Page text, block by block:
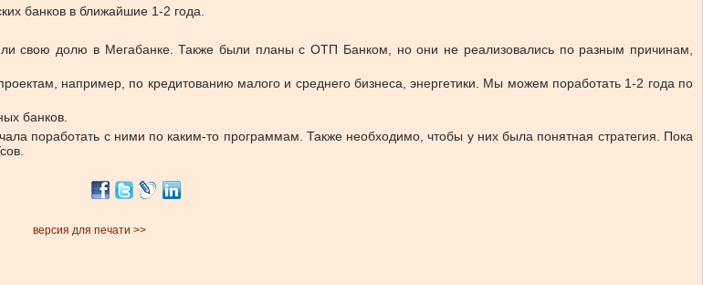
банков в ближайшие 1-2 года.
свою долю в Мегабанке. Также были планы с ОТП Банком, но они не реализовались по разным причинам,
например, по кредитованию малого и среднего бизнеса, энергетики. Мы можем поработать 1-2 года по
банков.
поработать с ними по каким-то программам. Также необходимо, чтобы у них была понятная стратегия. Пока
версия для печати >>